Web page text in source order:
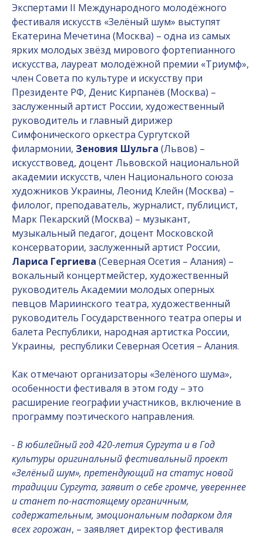
Экспертами II Международного молодёжного
фестиваля искусств «Зелёный шум» выступят
Екатерина Мечетина (Москва) – одна из самых
ярких молодых звёзд мирового фортепианного
искусства, лауреат молодёжной премии «Триумф»,
член Совета по культуре и искусству при
Президенте РФ, Денис Кирпанёв (Москва) –
заслуженный артист России, художественный
руководитель и главный дирижер
Симфонического оркестра Сургутской
филармонии, Зеновия Шульга (Львов) –
искусствовед, доцент Львовской национальной
академии искусств, член Национального союза
художников Украины, Леонид Клейн (Москва) –
филолог, преподаватель, журналист, публицист,
Марк Пекарский (Москва) – музыкант,
музыкальный педагог, доцент Московской
консерватории, заслуженный артист России,
Лариса Гергиева (Северная Осетия – Алания) –
вокальный концертмейстер, художественный
руководитель Академии молодых оперных
певцов Мариинского театра, художественный
руководитель Государственного театра оперы и
балета Республики, народная артистка России,
Украины, республики Северная Осетия – Алания.
Как отмечают организаторы «Зелёного шума»,
особенности фестиваля в этом году – это
расширение географии участников, включение в
программу поэтического направления.
- В юбилейный год 420-летия Сургута и в Год
культуры оригинальный фестивальный проект
«Зелёный шум», претендующий на статус новой
традиции Сургута, заявит о себе громче, увереннее
и станет по-настоящему органичным,
содержательным, эмоциональным подарком для
всех горожан, – заявляет директор фестиваля